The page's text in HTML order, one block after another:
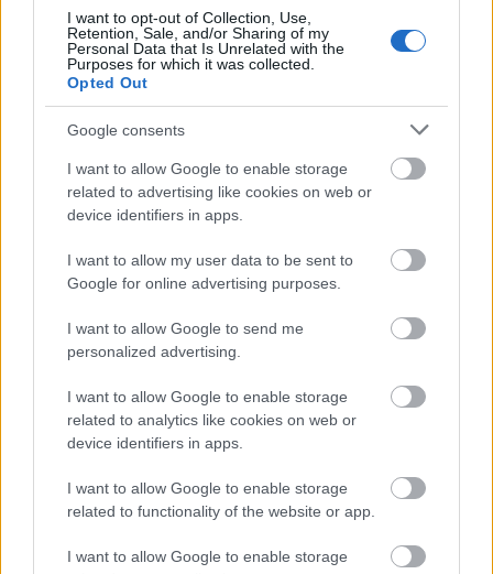
I want to opt-out of Collection, Use,
Retention, Sale, and/or Sharing of my
Personal Data that Is Unrelated with the
Purposes for which it was collected.
Opted Out
Google consents
I want to allow Google to enable storage
related to advertising like cookies on web or
device identifiers in apps.
I want to allow my user data to be sent to
Google for online advertising purposes.
I want to allow Google to send me
personalized advertising.
I want to allow Google to enable storage
related to analytics like cookies on web or
device identifiers in apps.
I want to allow Google to enable storage
related to functionality of the website or app.
I want to allow Google to enable storage
jotka hiihtäjien tulisi sisällyttää
harjoitusrutiineihinsa vammojen estämiseksi?
”On tärkeää, että sinulla on vahvat
Helpoilla keskivartaloharjoituksilla
aloittaminen on hyvä tapa aloittaa.”
Miten harjoittelu muissa lajeissa edistää
perinteisessä hiihdossa?
”Yleinen voima ja liikkuvuus on hyödyllistä,
eikä siihen tarvitse kuluttaa liikaa aikaa.
muiden urheilulajien harrastaminen päivinä,
jolloin tasatyöntölihakset ovat väsyneitä,
voivat olla eduksi. ”
Lue juttu kokonaisuudessaan englanniksi
ProXCskiing.com sivustolta